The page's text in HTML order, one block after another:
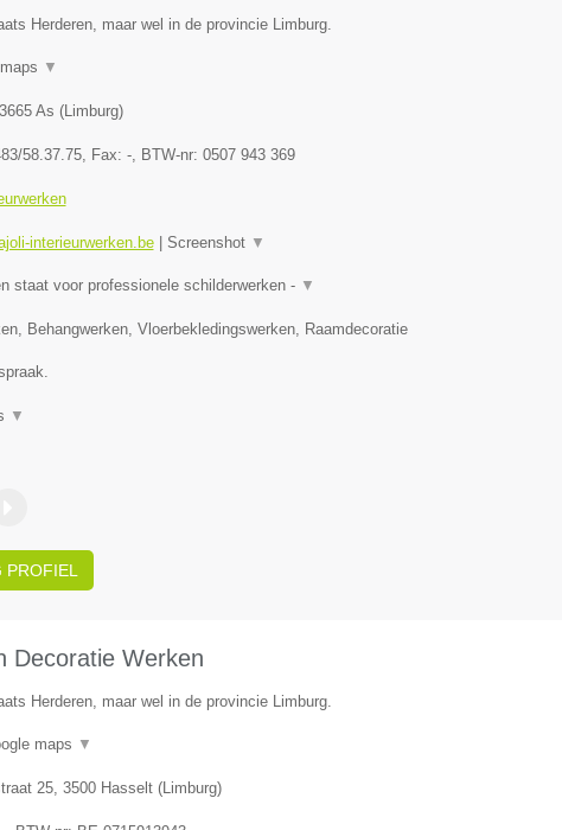
Herderen, maar wel in de provincie Limburg.
▼
3665 As (Limburg)
58.37.75, Fax: -, BTW-nr: 0507 943 369
interieurwerken.be| Screenshot ▼
staat voor professionele schilderwerken - ▼
Behangwerken, Vloerbekledingswerken, Raamdecoratie
▼
Decoratie Werken
Herderen, maar wel in de provincie Limburg.
maps ▼
25, 3500 Hasselt(Limburg)